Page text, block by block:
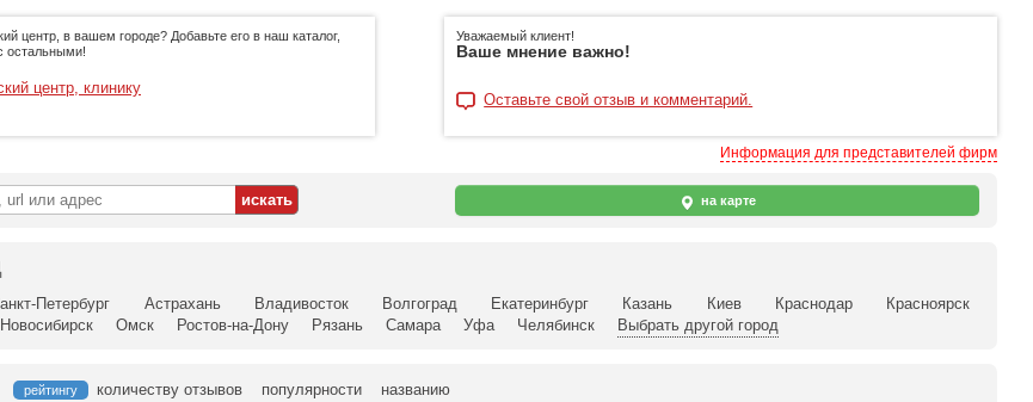
центр, в вашем городе? Добавьте его в наш каталог,
остальными!
центр, клинику
Уважаемый клиент!
Ваше мнение важно!
Оставьте свой отзыв и комментарий.
Информация для представителей фирм
на карте
Петербург Астрахань Владивосток Волгоград Екатеринбург Казань Киев Краснодар
Красноярск
Новосибирск Омск Ростов-на-Дону Рязань Самара Уфа Челябинск Выбрать другой город
рейтингу количеству отзывов популярности названию